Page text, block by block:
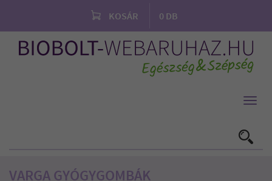
KOSÁR 0 DB
VARGA GYÓGYGOMBÁK